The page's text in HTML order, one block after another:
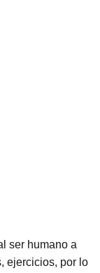
ser humano a
ejercicios, por lo